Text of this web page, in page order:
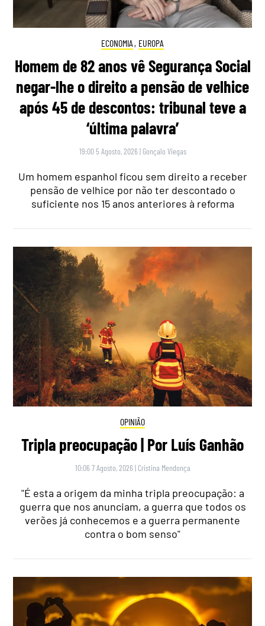
ECONOMIA , EUROPA
Homem de 82 anos vê Segurança Social
negar-lhe o direito a pensão de velhice
após 45 de descontos: tribunal teve a
‘última palavra’
19:00 5 Agosto, 2026 | Gonçalo Viegas
Um homem espanhol ficou sem direito a receber
pensão de velhice por não ter descontado o
suficiente nos 15 anos anteriores à reforma
OPINIÃO
Tripla preocupação | Por Luís Ganhão
10:06 7 Agosto, 2026 | Cristina Mendonça
"É esta a origem da minha tripla preocupação: a
guerra que nos anunciam, a guerra que todos os
verões já conhecemos e a guerra permanente
contra o bom senso"